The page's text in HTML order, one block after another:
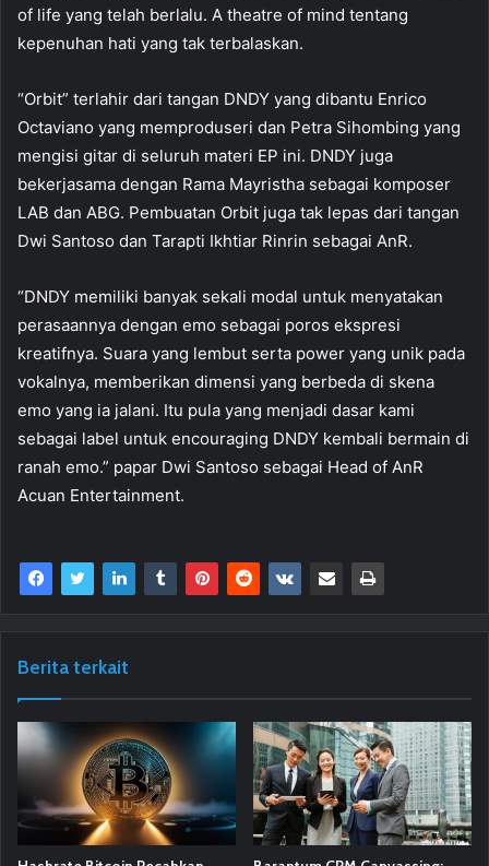
of life yang telah berlalu. A theatre of mind tentang
kepenuhan hati yang tak terbalaskan.
“Orbit” terlahir dari tangan DNDY yang dibantu Enrico
Octaviano yang memproduseri dan Petra Sihombing yang
mengisi gitar di seluruh materi EP ini. DNDY juga
bekerjasama dengan Rama Mayristha sebagai komposer
LAB dan ABG. Pembuatan Orbit juga tak lepas dari tangan
Dwi Santoso dan Tarapti Ikhtiar Rinrin sebagai AnR.
“DNDY memiliki banyak sekali modal untuk menyatakan
perasaannya dengan emo sebagai poros ekspresi
kreatifnya. Suara yang lembut serta power yang unik pada
vokalnya, memberikan dimensi yang berbeda di skena
emo yang ia jalani. Itu pula yang menjadi dasar kami
sebagai label untuk encouraging DNDY kembali bermain di
ranah emo.” papar Dwi Santoso sebagai Head of AnR
Acuan Entertainment.
Berita terkait